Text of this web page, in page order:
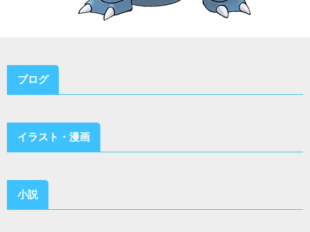
ブログ
イラスト・漫画
小説